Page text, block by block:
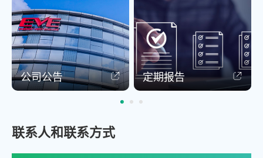
公司公告 定期报告
联系人和联系方式